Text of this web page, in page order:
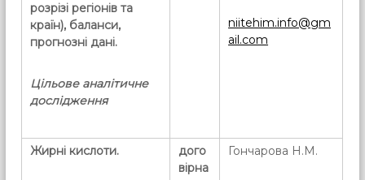
розрізі регіонів та
країн), баланси,
прогнозні дані.
Цільове аналітичне
дослідження
niitehim.info@gm
ail.com
Жирні кислоти.
дого
вірна
Гончарова Н.М.